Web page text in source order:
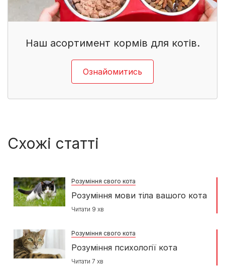
Наш асортимент кормів для котів.
Ознайомитись
Схожі статті
Розуміння свого кота
Розуміння мови тіла вашого кота
Читати 9 хв
Розуміння свого кота
Розуміння психології кота
Читати 7 хв